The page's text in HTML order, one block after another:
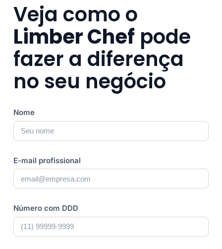
Veja como o
Limber Chef pode
fazer a diferença
no seu negócio
Nome
E-mail profissional
Número com DDD